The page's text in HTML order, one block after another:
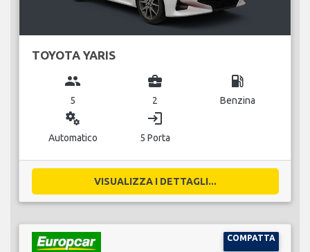
TOYOTA YARIS
group
5
business_center
2
local_gas_station
Benzina
miscellaneous_services
Automatico
login
5 Porta
VISUALIZZA I DETTAGLI...
COMPATTA